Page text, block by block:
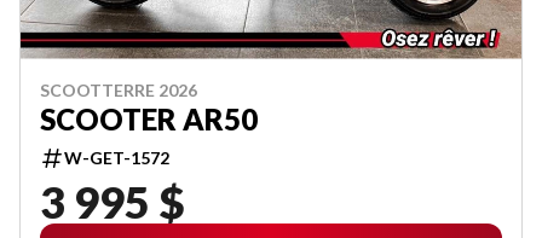
SCOOTTERRE 2026
SCOOTER AR50
W-GET-1572
3 995 $